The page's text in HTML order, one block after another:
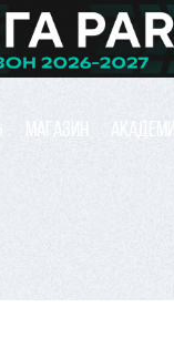
МАГАЗИН